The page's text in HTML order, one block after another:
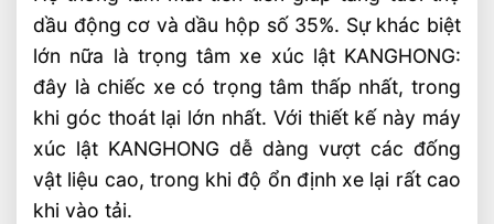
dầu động cơ và dầu hộp số 35%. Sự khác biệt
lớn nữa là trọng tâm xe xúc lật KANGHONG:
đây là chiếc xe có trọng tâm thấp nhất, trong
khi góc thoát lại lớn nhất. Với thiết kế này máy
xúc lật KANGHONG dễ dàng vượt các đống
vật liệu cao, trong khi độ ổn định xe lại rất cao
khi vào tải.